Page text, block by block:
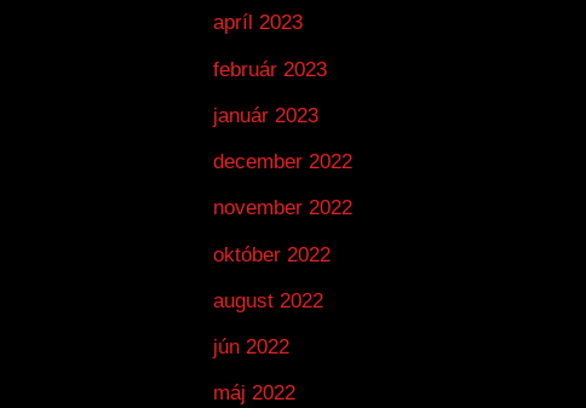
apríl 2023
február 2023
január 2023
december 2022
november 2022
október 2022
august 2022
jún 2022
máj 2022